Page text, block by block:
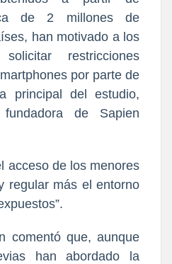
de 2 millones de
han motivado a los
restricciones
por parte de
principal del estudio,
fundadora de Sapien
acceso de los menores
regular más el entorno
comentó que, aunque
han abordado la